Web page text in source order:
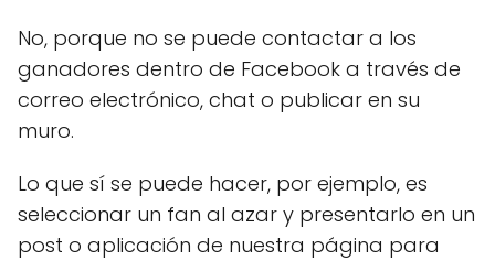
No, porque no se puede contactar a los
ganadores dentro de Facebook a través de
correo electrónico, chat o publicar en su
muro.
Lo que sí se puede hacer, por ejemplo, es
seleccionar un fan al azar y presentarlo en un
post o aplicación de nuestra página para